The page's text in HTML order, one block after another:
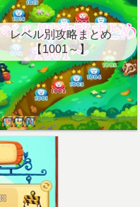
レベル別攻略まとめ
【1001～】